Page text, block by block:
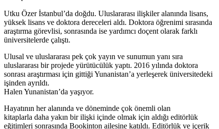
Utku Özer İstanbul’da doğdu. Uluslararası ilişkiler alanında lisans,
yüksek lisans ve doktora dereceleri aldı. Doktora öğrenimi sırasında
araştırma görevlisi, sonrasında ise yardımcı doçent olarak farklı
üniversitelerde çalıştı.
Ulusal ve uluslararası pek çok yayın ve sunumun yanı sıra
uluslararası bir projede yürütücülük yaptı. 2016 yılında doktora
sonrası araştırması için gittiği Yunanistan’a yerleşerek üniversitedeki
işinden ayrıldı.
Halen Yunanistan’da yaşıyor.
Hayatının her alanında ve döneminde çok önemli olan
kitaplarla daha yakın bir ilişki içinde olmak için aldığı editörlük
eğitimleri sonrasında Bookinton ailesine katıldı. Editörlük ve içerik